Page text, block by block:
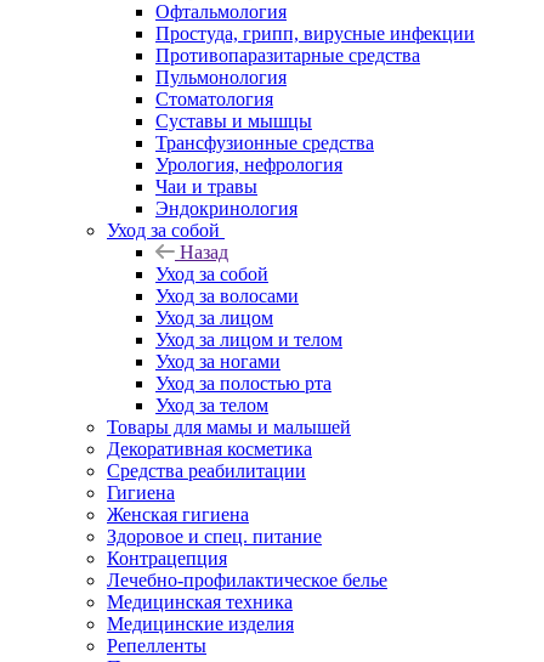
Офтальмология
Простуда, грипп, вирусные инфекции
Противопаразитарные средства
Пульмонология
Стоматология
Суставы и мышцы
Трансфузионные средства
Урология, нефрология
Чаи и травы
Эндокринология
Уход за собой
Назад
Уход за собой
Уход за волосами
Уход за лицом
Уход за лицом и телом
Уход за ногами
Уход за полостью рта
Уход за телом
Товары для мамы и малышей
Декоративная косметика
Средства реабилитации
Гигиена
Женская гигиена
Здоровое и спец. питание
Контрацепция
Лечебно-профилактическое белье
Медицинская техника
Медицинские изделия
Репелленты